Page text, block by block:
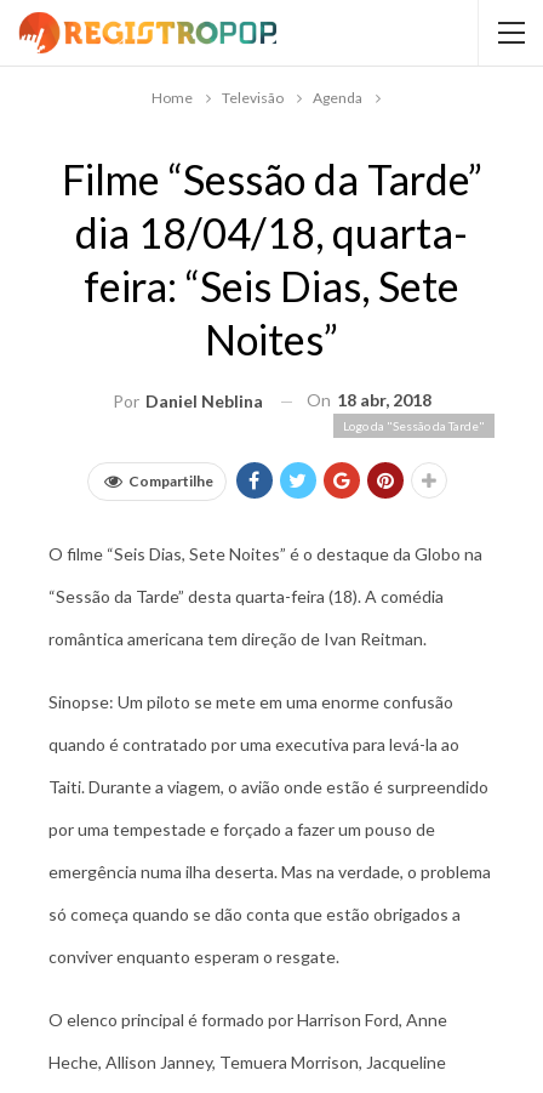
Home Televisão Agenda
Filme “Sessão da Tarde”
dia 18/04/18, quarta-
feira: “Seis Dias, Sete
Noites”
Por Daniel Neblina On 18 abr, 2018
Logo da "Sessão da Tarde"
Compartilhe
O filme “Seis Dias, Sete Noites” é o destaque da Globo na
“Sessão da Tarde” desta quarta-feira (18). A comédia
romântica americana tem direção de Ivan Reitman.
Sinopse: Um piloto se mete em uma enorme confusão
quando é contratado por uma executiva para levá-la ao
Taiti. Durante a viagem, o avião onde estão é surpreendido
por uma tempestade e forçado a fazer um pouso de
emergência numa ilha deserta. Mas na verdade, o problema
só começa quando se dão conta que estão obrigados a
conviver enquanto esperam o resgate.
O elenco principal é formado por Harrison Ford, Anne
Heche, Allison Janney, Temuera Morrison, Jacqueline